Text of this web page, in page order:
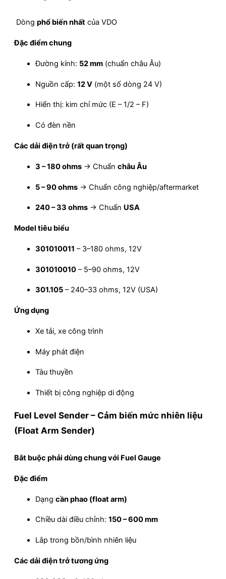
Dòng phổ biến nhất của VDO
Đặc điểm chung
Đường kính: 52 mm (chuẩn châu Âu)
Nguồn cấp: 12 V (một số dòng 24 V)
Hiển thị: kim chỉ mức (E – 1/2 – F)
Có đèn nền
Các dải điện trở (rất quan trọng)
3 – 180 ohms → Chuẩn châu Âu
5 – 90 ohms → Chuẩn công nghiệp/aftermarket
240 – 33 ohms → Chuẩn USA
Model tiêu biểu
301010011 – 3–180 ohms, 12V
301010010 – 5–90 ohms, 12V
301.105 – 240–33 ohms, 12V (USA)
Ứng dụng
Xe tải, xe công trình
Máy phát điện
Tàu thuyền
Thiết bị công nghiệp di động
Fuel Level Sender – Cảm biến mức nhiên liệu
(Float Arm Sender)
Bắt buộc phải dùng chung với Fuel Gauge
Đặc điểm
Dạng cần phao (float arm)
Chiều dài điều chỉnh: 150 – 600 mm
Lắp trong bồn/bình nhiên liệu
Các dải điện trở tương ứng